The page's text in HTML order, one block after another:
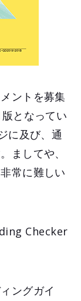
ントを募集
となってい
に及び、通
ましてや、
常に難しい
Checker
ングガイ